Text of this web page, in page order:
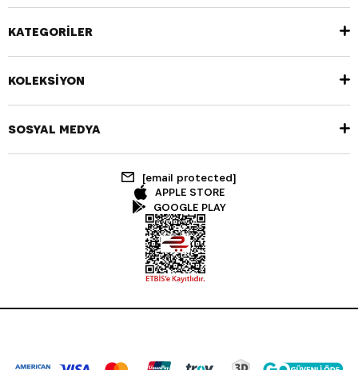
KATEGORİLER
KOLEKSİYON
SOSYAL MEDYA
[email protected]
APPLE STORE
GOOGLE PLAY